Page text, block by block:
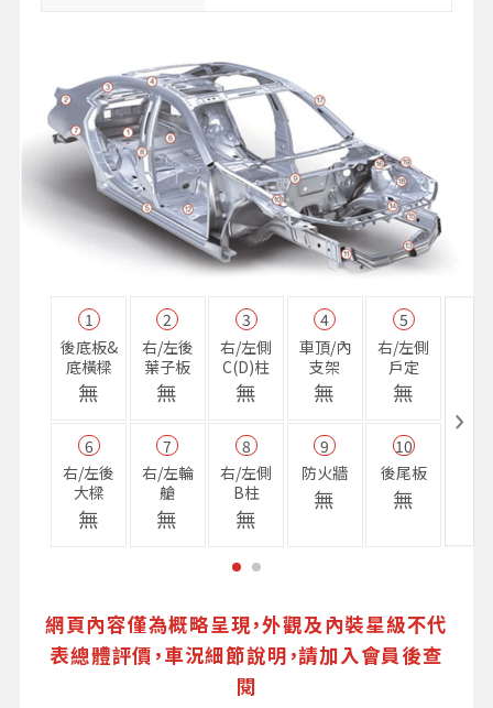
1
後底板&
底橫樑
無
2
右/左後
葉子板
無
3
右/左側
C(D)柱
無
4
車頂/內
支架
無
5
右/左側
戶定
無
6
右/左後
大樑
無
7
右/左輪
艙
無
8
右/左側
B柱
無
9
防火牆
無
10
後尾板
無
網頁內容僅為概略呈現，外觀及內裝星級不代
表總體評價，車況細節說明，請加入會員後查
閱